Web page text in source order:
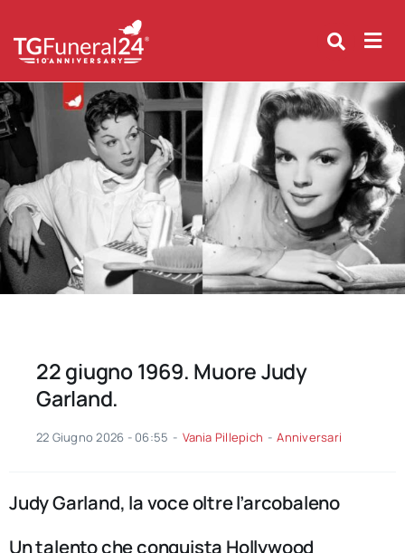
content
22 giugno 1969. Muore Judy
Garland.
22 Giugno 2026 - 06:55 - Vania Pillepich - Anniversari
Judy Garland, la voce oltre l’arcobaleno
Un talento che conquista Hollywood